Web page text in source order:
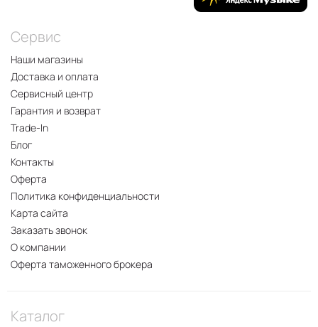
Сервис
Наши магазины
Доставка и оплата
Сервисный центр
Гарантия и возврат
Trade-In
Блог
Контакты
Оферта
Политика конфиденциальности
Карта сайта
Заказать звонок
О компании
Оферта таможенного брокера
Каталог